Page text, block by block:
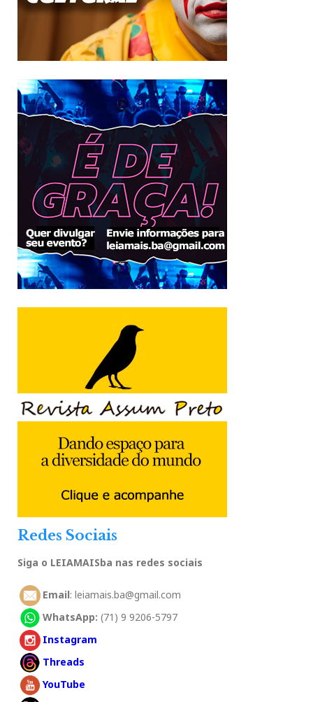
Redes Sociais
Siga o LEIAMAISba nas redes sociais
Email: leiamais.ba@gmail.com
WhatsApp: (71) 9 9206-5797
Instagram
Threads
YouTube